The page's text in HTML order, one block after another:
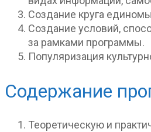
Создание круга
Создание условий,
за рамками программы.
Популяризация
Содержание
Теоретическую и